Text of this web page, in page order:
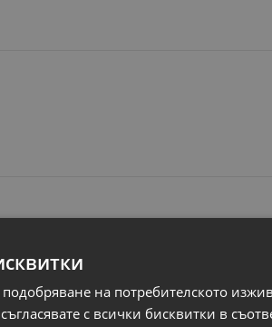
продукти
на потребителското
с всички бисквитки в